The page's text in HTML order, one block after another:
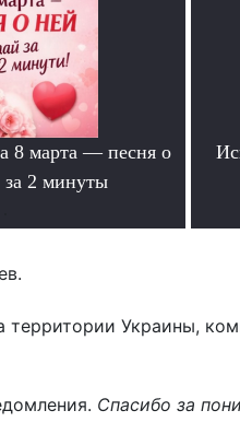
8 марта — песня о
2 минуты
Украины,
Спасибо за